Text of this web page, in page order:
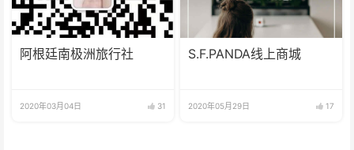
阿根廷南极洲旅行社
2020年03月04日 31
S.F.PANDA线上商城
2020年05月29日 17